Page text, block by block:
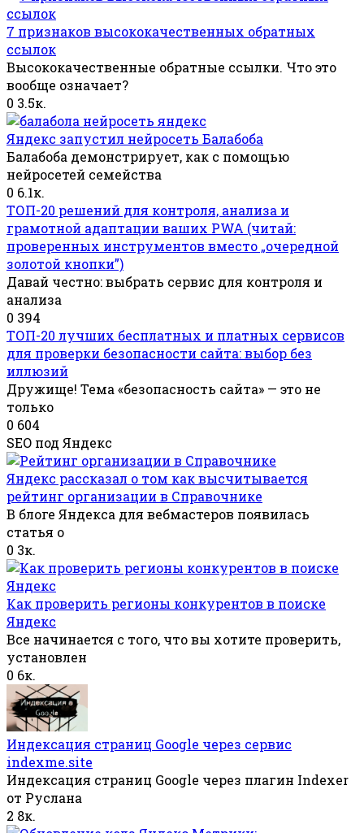
7 признаков высококачественных обратных
ссылок
Высококачественные обратные ссылки. Что это
вообще означает?
0 3.5к.
Яндекс запустил нейросеть Балабоба
Балабоба демонстрирует, как с помощью
нейросетей семейства
0 6.1к.
ТОП-20 решений для контроля, анализа и
грамотной адаптации ваших PWA (читай:
проверенных инструментов вместо „очередной
золотой кнопки”)
Давай честно: выбрать сервис для контроля и
анализа
0 394
ТОП-20 лучших бесплатных и платных сервисов
для проверки безопасности сайта: выбор без
иллюзий
Дружище! Тема «безопасность сайта» — это не
только
0 604
SEO под Яндекс
Яндекс рассказал о том как высчитывается
рейтинг организации в Справочнике
В блоге Яндекса для вебмастеров появилась
статья о
0 3к.
Как проверить регионы конкурентов в поиске
Яндекс
Все начинается с того, что вы хотите проверить,
установлен
0 6к.
Индексация страниц Google через сервис
indexme.site
Индексация страниц Google через плагин Indexer
от Руслана
2 8к.